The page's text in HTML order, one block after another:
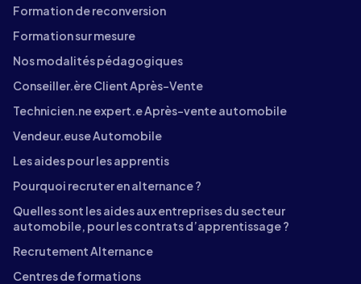
Formation de reconversion
Formation sur mesure
Nos modalités pédagogiques
Conseiller.ère Client Après-Vente
Technicien.ne expert.e Après-vente automobile
Vendeur.euse Automobile
Les aides pour les apprentis
Pourquoi recruter en alternance ?
Quelles sont les aides aux entreprises du secteur
automobile, pour les contrats d’apprentissage ?
Recrutement Alternance
Centres de formations